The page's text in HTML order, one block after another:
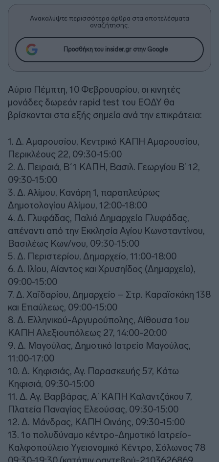
Ανακαλύψτε περισσότερα άρθρα στα αποτελέσματα
αναζήτησης.
Προσθήκη του insider.gr στην Google
Αύριο Πέμπτη, 10 Φεβρουαρίου, οι κινητές
μονάδες δωρεάν rapid test του ΕΟΔΥ θα
βρίσκονται στα εξής σημεία ανά την επικράτεια:
1. Δ. Αμαρουσίου, Κεντρικό ΚΑΠΗ Αμαρουσίου,
Περικλέους 22, 09:30-15:00
2. Δ. Πειραιά, Β΄1 ΚΑΠΗ, Βασιλ. Γεωργίου Β’ 12,
09:30-15:00
3. Δ. Αλίμου, Κανάρη 1, παραπλεύρως
Δημοτολογίου Αλίμου, 12:00-18:00
4. Δ. Γλυφάδας, Παλιό Δημαρχείο Γλυφάδας,
απέναντι από την Εκκλησία Αγίου Κωνσταντίνου,
Βασιλέως Κων/νου, 09:30-15:00
5. Δ. Περιστερίου, Δημαρχείο, 11:00-18:00
6. Δ. Ιλίου, Αίαντος και Χρυσηίδος (Δημαρχείο),
09:00-15:00
7. Δ. Χαϊδαρίου, Δημαρχείο – Στρ. Καραϊσκάκη 138
και Επαύλεως, 09:00-15:00
8. Δ. Ελληνικού-Αργυρούπολης, Αίθουσα 1ου
ΚΑΠΗ Αλεξιουπόλεως 27, 14:00-20:00
9. Δ. Μαγούλας, Δημοτικό Ιατρείο Μαγούλας,
11:00-17:00
10. Δ. Κηφισιάς, Αγ. Παρασκευής 57, Κάτω
Κηφισιά, 09:30-15:00
11. Δ. Αγ. Βαρβάρας, Α’ ΚΑΠΗ Καλαντζάκου 7,
Πλατεία Παναγίας Ελεούσας, 09:30-15:00
12. Δ. Μάνδρας, ΚΑΠΗ Οινόης, 09:30-15:00
13. 1ο πολυδύναμο κέντρο-Δημοτικό Ιατρείο-
Καλφοπούλειο Υγειονομικό Κέντρο, Σόλωνος 78